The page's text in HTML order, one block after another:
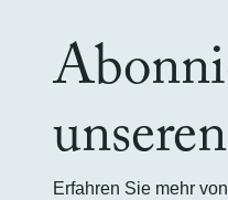
Erfahren Sie mehr